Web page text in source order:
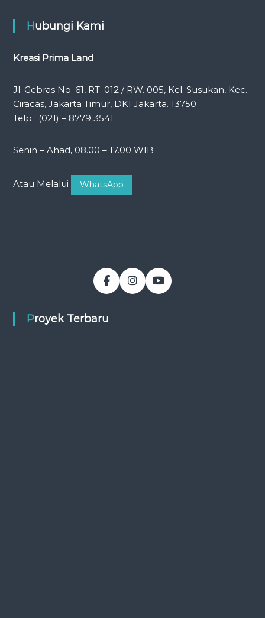
Hubungi Kami
Kreasi Prima Land
Jl. Gebras No. 61, RT. 012 / RW. 005, Kel. Susukan, Kec.
Ciracas, Jakarta Timur, DKI Jakarta. 13750
Telp : (021) – 8779 3541
Senin – Ahad, 08.00 – 17.00 WIB
Atau Melalui WhatsApp
Proyek Terbaru